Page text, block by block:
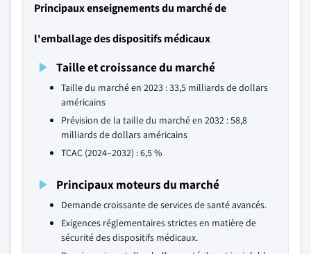
Principaux enseignements du marché de
l'emballage des dispositifs médicaux
Taille et croissance du marché
Taille du marché en 2023 : 33,5 milliards de dollars
américains
Prévision de la taille du marché en 2032 : 58,8
milliards de dollars américains
TCAC (2024–2032) : 6,5 %
Principaux moteurs du marché
Demande croissante de services de santé avancés.
Exigences réglementaires strictes en matière de
sécurité des dispositifs médicaux.